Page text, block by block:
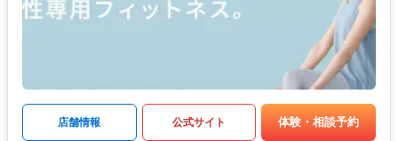
店舗情報 公式サイト 体験・相談予約